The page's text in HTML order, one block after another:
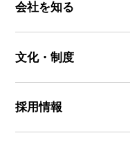
会社を知る
文化・制度
採用情報